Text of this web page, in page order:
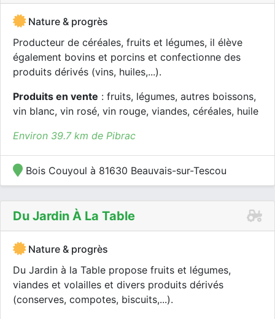
Nature & progrès
Producteur de céréales, fruits et légumes, il élève
également bovins et porcins et confectionne des
produits dérivés (vins, huiles,...).
Produits en vente : fruits, légumes, autres boissons,
vin blanc, vin rosé, vin rouge, viandes, céréales, huile
Environ 39.7 km de Pibrac
Bois Couyoul à 81630 Beauvais-sur-Tescou
Du Jardin À La Table
Nature & progrès
Du Jardin à la Table propose fruits et légumes,
viandes et volailles et divers produits dérivés
(conserves, compotes, biscuits,...).